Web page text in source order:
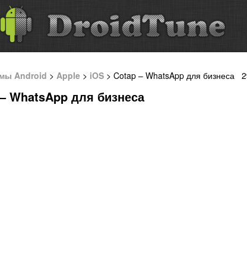
Android > Apple > iOS > Cotap – WhatsApp для бизнеса
WhatsApp для бизнеса